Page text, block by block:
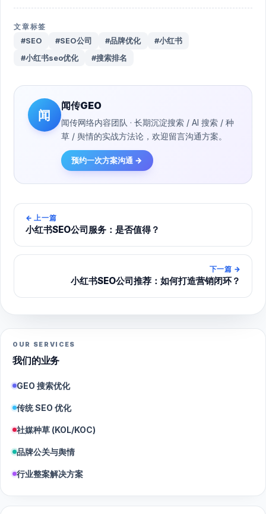
文章标签
#SEO #SEO公司 #品牌优化
#小红书
#小红书seo优化
#搜索排名
闻
闻传GEO
闻传网络内容团队 · 长期沉淀搜索 / AI 搜索 / 种
草 / 舆情的实战方法论，欢迎留言沟通方案。
预约一次方案沟通 →
← 上一篇
小红书SEO公司服务：是否值得？
下一篇 →
小红书SEO公司推荐：如何打造营销闭环？
OUR SERVICES
我们的业务
GEO 搜索优化
传统 SEO 优化
社媒种草 (KOL/KOC)
品牌公关与舆情
行业整案解决方案